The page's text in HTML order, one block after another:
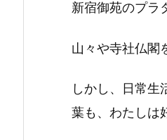
新宿御苑のプ
山々や寺社仏閣
しかし、日常生
葉も、わたしは